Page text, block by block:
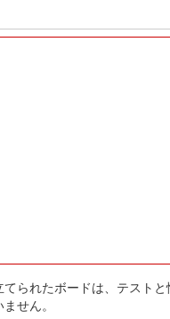
てられたボードは、テスト
ません。